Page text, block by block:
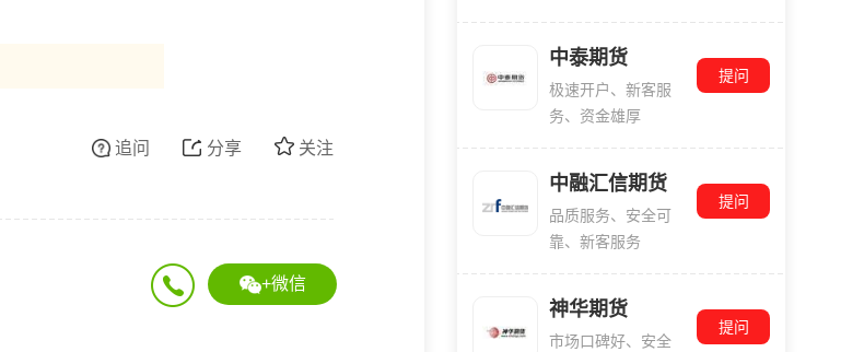
关注
分享
追问
+微信
中泰期货
极速开户、新客服
务、资金雄厚
提问
中融汇信期货
品质服务、安全可
靠、新客服务
提问
神华期货
市场口碑好、安全
提问